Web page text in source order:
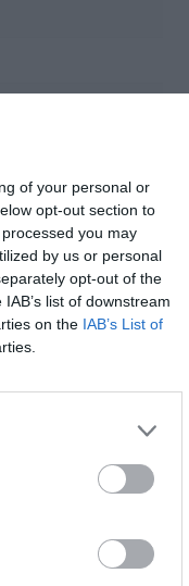
of your personal or
opt-out section to
you may
by us or personal
opt-out of the
list of downstream
on the IAB’s List of